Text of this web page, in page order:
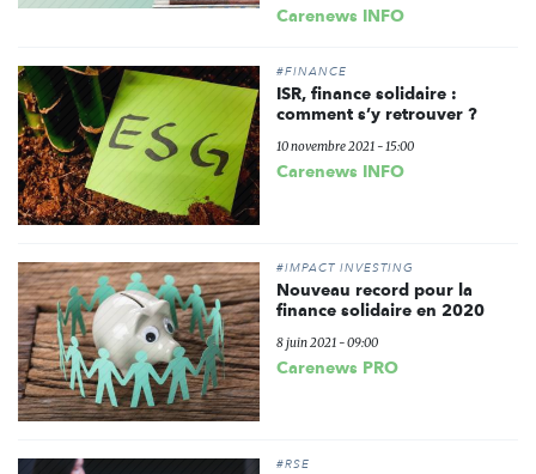
Carenews INFO
#FINANCE
ISR, finance solidaire :
comment s’y retrouver ?
10 novembre 2021 - 15:00
Carenews INFO
#IMPACT INVESTING
Nouveau record pour la
finance solidaire en 2020
8 juin 2021 - 09:00
Carenews PRO
#RSE